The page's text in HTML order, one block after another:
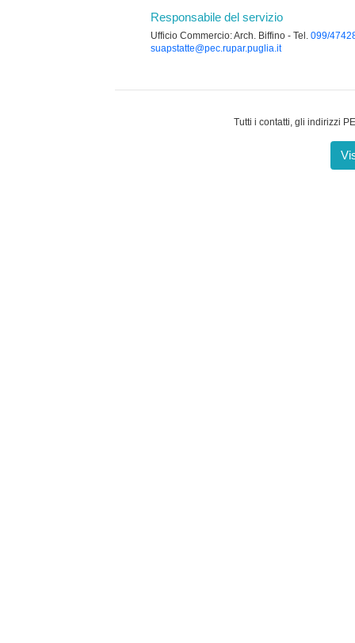
Responsabile del servizio
Ufficio Commercio: Arch. Biffino - Tel. 099/
suapstatte@pec.rupar.puglia.it
Tutti i contatti, gli indirizzi